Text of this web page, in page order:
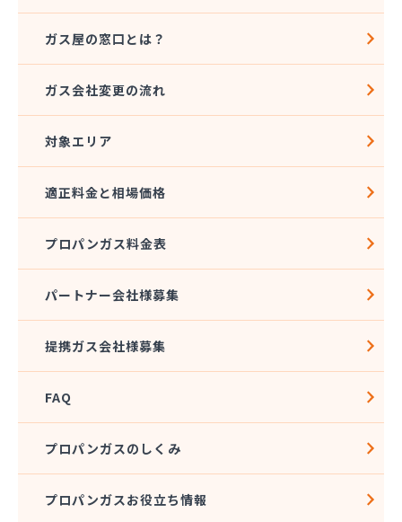
ガス屋の窓口とは？
ガス会社変更の流れ
対象エリア
適正料金と相場価格
プロパンガス料金表
パートナー会社様募集
提携ガス会社様募集
FAQ
プロパンガスのしくみ
プロパンガスお役立ち情報